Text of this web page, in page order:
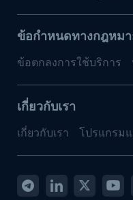
ข้อกำหนดทางกฎหม
ข้อตกลงการใช้บริการ
เกี่ยวกับเรา
เกี่ยวกับเรา โปรแกรม